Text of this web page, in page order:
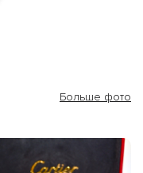
Больше фото